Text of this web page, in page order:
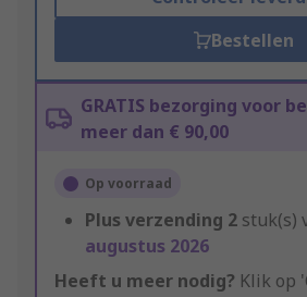
Bestellen
GRATIS bezorging voor
meer dan € 90,00
Op voorraad
Plus verzending 2 stuk(s)
augustus 2026
Heeft u meer nodig? Klik op